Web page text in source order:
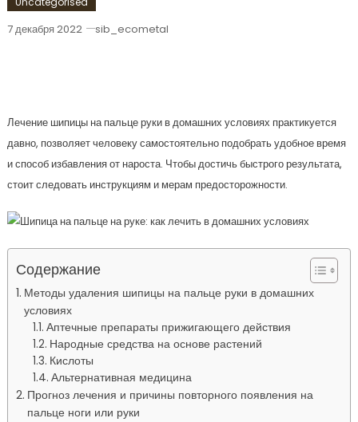
7 декабря 2022 sib_ecometal
Лечение шипицы на пальце руки в домашних условиях практикуется
давно, позволяет человеку самостоятельно подобрать удобное время
и способ избавления от нароста. Чтобы достичь быстрого результата,
стоит следовать инструкциям и мерам предосторожности.
Содержание
Методы удаления шипицы на пальце руки в домашних
условиях
Аптечные препараты прижигающего действия
Народные средства на основе растений
Кислоты
Альтернативная медицина
Прогноз лечения и причины повторного появления на
пальце ноги или руки